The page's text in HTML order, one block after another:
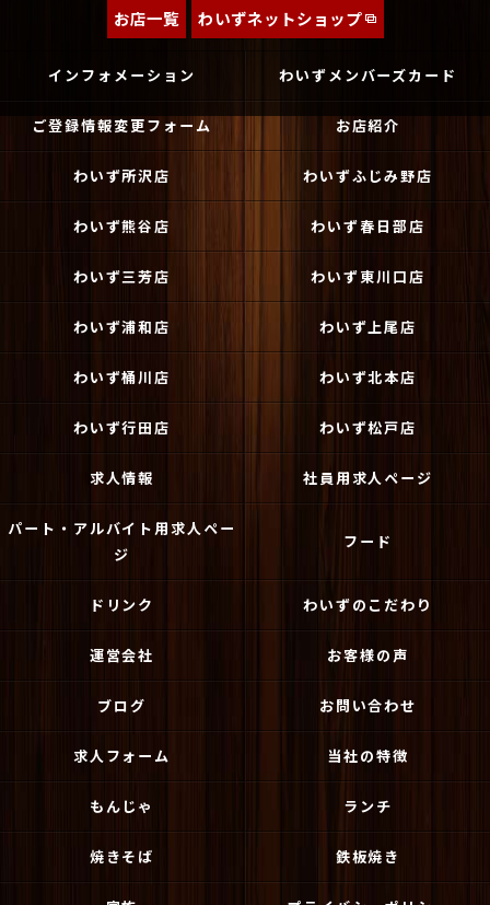
お店一覧 わいずネットショップ
インフォメーション わいずメンバーズカード
ご登録情報変更フォーム お店紹介
わいず所沢店 わいずふじみ野店
わいず熊谷店 わいず春日部店
わいず三芳店 わいず東川口店
わいず浦和店 わいず上尾店
わいず桶川店 わいず北本店
わいず行田店 わいず松戸店
求人情報 社員用求人ページ
パート・アルバイト用求人ペー
ジ
フード
ドリンク わいずのこだわり
運営会社 お客様の声
ブログ お問い合わせ
求人フォーム 当社の特徴
もんじゃ ランチ
焼きそば 鉄板焼き